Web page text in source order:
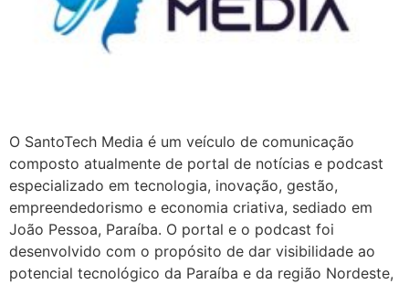
O SantoTech Media é um veículo de comunicação
composto atualmente de portal de notícias e podcast
especializado em tecnologia, inovação, gestão,
empreendedorismo e economia criativa, sediado em
João Pessoa, Paraíba. O portal e o podcast foi
desenvolvido com o propósito de dar visibilidade ao
potencial tecnológico da Paraíba e da região Nordeste,